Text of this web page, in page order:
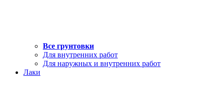
Все грунтовки
Для внутренних работ
Для наружных и внутренних работ
Лаки